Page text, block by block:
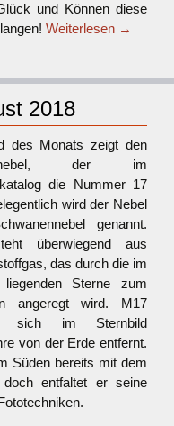
und Können diese
Weiterlesen →
2018
des Monats zeigt den
der im
die Nummer 17
wird der Nebel
genannt.
überwiegend aus
das durch die im
liegenden Sterne zum
angeregt wird. M17
sich im Sternbild
von der Erde entfernt.
Süden bereits mit dem
doch entfaltet er seine